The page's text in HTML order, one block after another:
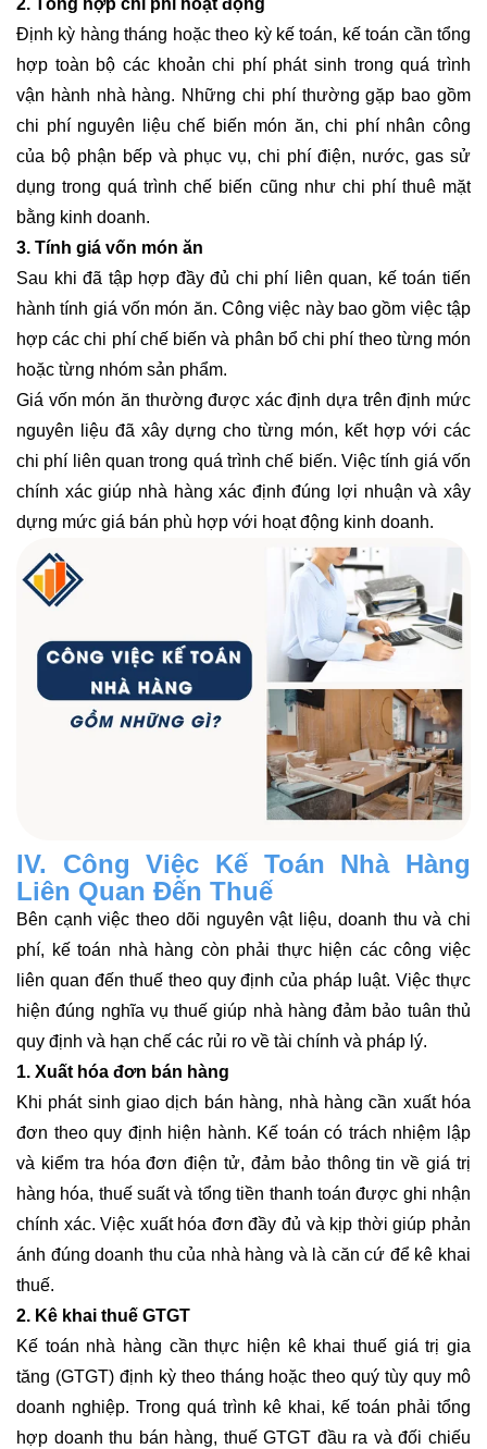
Định kỳ hàng tháng hoặc theo kỳ kế toán, kế toán cần tổng
hợp toàn bộ các khoản chi phí phát sinh trong quá trình
vận hành nhà hàng. Những chi phí thường gặp bao gồm
chi phí nguyên liệu chế biến món ăn, chi phí nhân công
của bộ phận bếp và phục vụ, chi phí điện, nước, gas sử
dụng trong quá trình chế biến cũng như chi phí thuê mặt
bằng kinh doanh.
3. Tính giá vốn món ăn
Sau khi đã tập hợp đầy đủ chi phí liên quan, kế toán tiến
hành tính giá vốn món ăn. Công việc này bao gồm việc tập
hợp các chi phí chế biến và phân bổ chi phí theo từng món
hoặc từng nhóm sản phẩm.
Giá vốn món ăn thường được xác định dựa trên định mức
nguyên liệu đã xây dựng cho từng món, kết hợp với các
chi phí liên quan trong quá trình chế biến. Việc tính giá vốn
chính xác giúp nhà hàng xác định đúng lợi nhuận và xây
dựng mức giá bán phù hợp với hoạt động kinh doanh.
IV. Công Việc Kế Toán Nhà Hàng
Liên Quan Đến Thuế
Bên cạnh việc theo dõi nguyên vật liệu, doanh thu và chi
phí, kế toán nhà hàng còn phải thực hiện các công việc
liên quan đến thuế theo quy định của pháp luật. Việc thực
hiện đúng nghĩa vụ thuế giúp nhà hàng đảm bảo tuân thủ
quy định và hạn chế các rủi ro về tài chính và pháp lý.
1. Xuất hóa đơn bán hàng
Khi phát sinh giao dịch bán hàng, nhà hàng cần xuất hóa
đơn theo quy định hiện hành. Kế toán có trách nhiệm lập
và kiểm tra hóa đơn điện tử, đảm bảo thông tin về giá trị
hàng hóa, thuế suất và tổng tiền thanh toán được ghi nhận
chính xác. Việc xuất hóa đơn đầy đủ và kịp thời giúp phản
ánh đúng doanh thu của nhà hàng và là căn cứ để kê khai
thuế.
2. Kê khai thuế GTGT
Kế toán nhà hàng cần thực hiện kê khai thuế giá trị gia
tăng (GTGT) định kỳ theo tháng hoặc theo quý tùy quy mô
doanh nghiệp. Trong quá trình kê khai, kế toán phải tổng
hợp doanh thu bán hàng, thuế GTGT đầu ra và đối chiếu